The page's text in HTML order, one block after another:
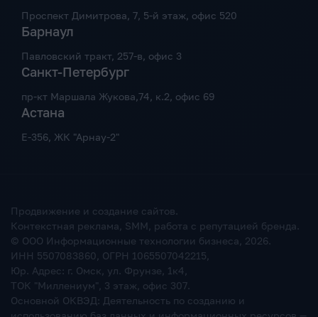
Проспект Димитрова, 7, 5-й этаж, офис 520
Барнаул
Павловский тракт, 257-в, офис 3
Санкт-Петербург
пр-кт Маршала Жукова,74, к.2, офис 69
Астана
Е-356, ЖК "Арнау-2"
Продвижение и создание сайтов.
Контекстная реклама, SMM, работа с репутацией бренда.
© ООО Информационные технологии бизнеса, 2026.
ИНН 5507083860, ОГРН 1065507042215,
Юр. Адрес: г. Омск, ул. Фрунзе, 1к4,
ТОК "Миллениум", 3 этаж, офис 307.
Основной ОКВЭД: Деятельность по созданию и